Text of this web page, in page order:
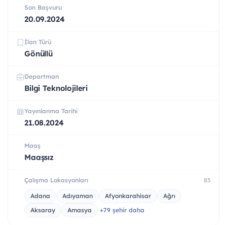
Son Başvuru
20.09.2024
İlan Türü
Gönüllü
Departman
Bilgi Teknolojileri
Yayınlanma Tarihi
21.08.2024
Maaş
Maaşsız
Çalışma Lokasyonları 85
Adana Adıyaman Afyonkarahisar
Ağrı
Aksaray
Amasya +79 şehir daha